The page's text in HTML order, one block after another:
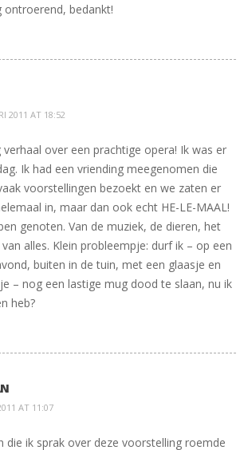
ontroerend, bedankt!
2011 AT 18:52
verhaal over een prachtige opera! Ik was er
Ik had een vriending meegenomen die
voorstellingen bezoekt en we zaten er
in, maar dan ook echt HE-LE-MAAL!
genoten. Van de muziek, de dieren, het
alles. Klein probleempje: durf ik – op een
buiten in de tuin, met een glaasje en
– nog een lastige mug dood te slaan, nu ik
heb?
AT 11:07
die ik sprak over deze voorstelling roemde